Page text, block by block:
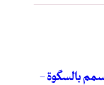
بالسگوة –